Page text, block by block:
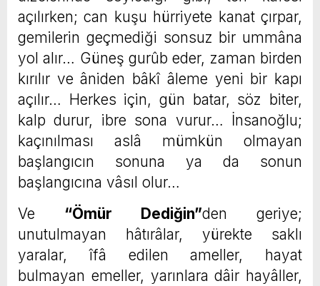
açılırken; can kuşu hürriyete kanat çırpar,
gemilerin geçmediği sonsuz bir ummâna
yol alır… Güneş gurûb eder, zaman birden
kırılır ve âniden bâkî âleme yeni bir kapı
açılır… Herkes için, gün batar, söz biter,
kalp durur, ibre sona vurur… İnsanoğlu;
kaçınılması aslâ mümkün olmayan
başlangıcın sonuna ya da sonun
başlangıcına vâsıl olur…
Ve “Ömür Dediğin”den geriye;
unutulmayan hâtırâlar, yürekte saklı
yaralar, îfâ edilen ameller, hayat
bulmayan emeller, yarınlara dâir hayâller,